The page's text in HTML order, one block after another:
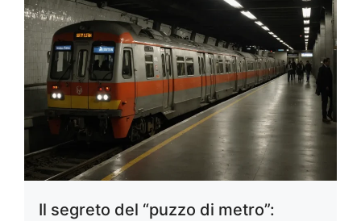
Il segreto del “puzzo di metro”: